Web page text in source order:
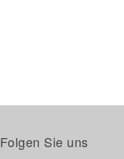
Folgen Sie uns